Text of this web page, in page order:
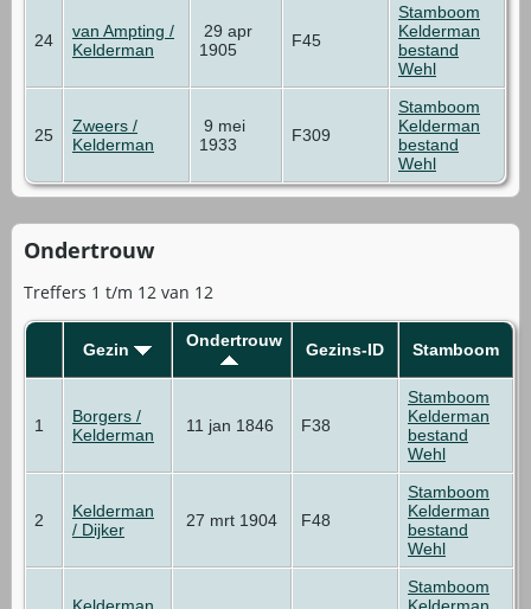
24
van Ampting /
Kelderman
29 apr
1905
F45
Stamboom
Kelderman
bestand
Wehl
25
Zweers /
Kelderman
9 mei
1933
F309
Stamboom
Kelderman
bestand
Wehl
Ondertrouw
Treffers 1 t/m 12 van 12
Gezin Ondertrouw Gezins-ID Stamboom
1
Borgers /
Kelderman
11 jan 1846 F38
Stamboom
Kelderman
bestand
Wehl
2
Kelderman
/ Dijker
27 mrt 1904 F48
Stamboom
Kelderman
bestand
Wehl
Kelderman
Stamboom
Kelderman